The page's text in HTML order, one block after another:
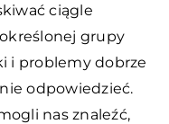
ciągle
grupy
i problemy dobrze
odpowiedzieć.
nas znaleźć,